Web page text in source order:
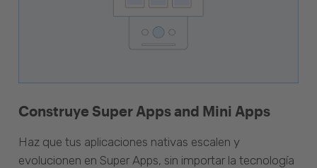
Construye Super Apps and Mini Apps
Haz que tus aplicaciones nativas escalen y
evolucionen en Super Apps, sin importar la tecnología